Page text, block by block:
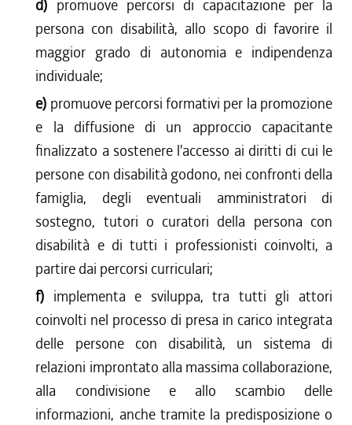
d) promuove percorsi di capacitazione per la
persona con disabilità, allo scopo di favorire il
maggior grado di autonomia e indipendenza
individuale;
e) promuove percorsi formativi per la promozione
e la diffusione di un approccio capacitante
finalizzato a sostenere l'accesso ai diritti di cui le
persone con disabilità godono, nei confronti della
famiglia, degli eventuali amministratori di
sostegno, tutori o curatori della persona con
disabilità e di tutti i professionisti coinvolti, a
partire dai percorsi curriculari;
f) implementa e sviluppa, tra tutti gli attori
coinvolti nel processo di presa in carico integrata
delle persone con disabilità, un sistema di
relazioni improntato alla massima collaborazione,
alla condivisione e allo scambio delle
informazioni, anche tramite la predisposizione o